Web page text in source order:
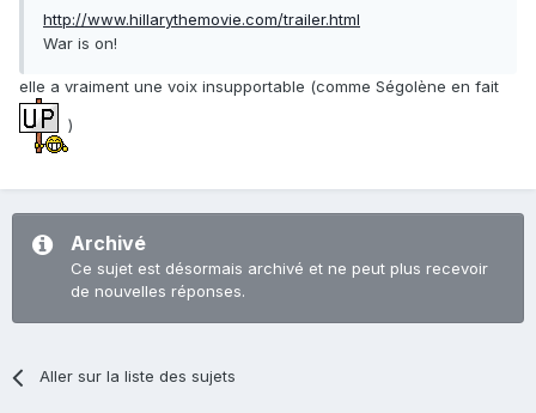
http://www.hillarythemovie.com/trailer.html
War is on!
elle a vraiment une voix insupportable (comme Ségolène en fait
)
Archivé
Ce sujet est désormais archivé et ne peut plus recevoir
de nouvelles réponses.
Aller sur la liste des sujets